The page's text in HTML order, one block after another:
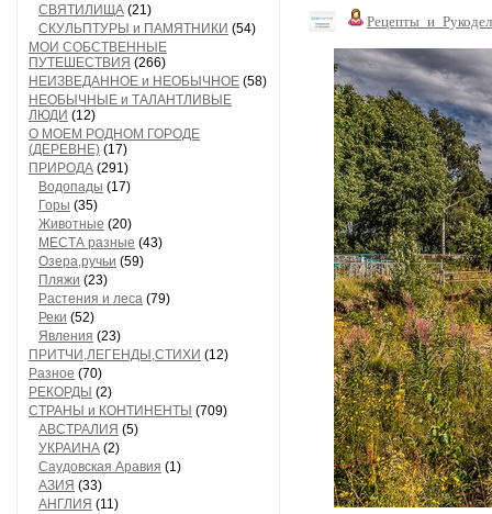
СВЯТИЛИЩА (21)
СКУЛЬПТУРЫ и ПАМЯТНИКИ (54)
МОИ СОБСТВЕННЫЕ
ПУТЕШЕСТВИЯ (266)
НЕИЗВЕДАННОЕ и НЕОБЫЧНОЕ (58)
НЕОБЫЧНЫЕ и ТАЛАНТЛИВЫЕ
ЛЮДИ (12)
О МОЕМ РОДНОМ ГОРОДЕ
(ДЕРЕВНЕ) (17)
ПРИРОДА (291)
Водопады (17)
Горы (35)
Животные (20)
МЕСТА разные (43)
Озера,ручьи (59)
Пляжи (23)
Растения и леса (79)
Реки (52)
Явления (23)
ПРИТЧИ,ЛЕГЕНДЫ,СТИХИ (12)
Разное (70)
РЕКОРДЫ (2)
СТРАНЫ и КОНТИНЕНТЫ (709)
АВСТРАЛИЯ (5)
УКРАИНА (2)
Саудовская Аравия (1)
АЗИЯ (33)
АНГЛИЯ (11)